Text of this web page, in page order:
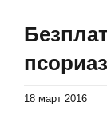
Image
18 март 2016